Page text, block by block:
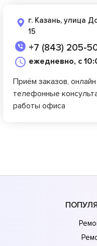
г. Казань, улица
15
+7 (843) 205-
ежедневно, с
Приём заказов, онлайн
телефонные
работы офиса